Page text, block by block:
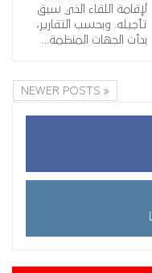
لإقامة اللقاء الذي سبق
تأجيله. وبحسب التقارير،
بدأت الجهات المنظمة…